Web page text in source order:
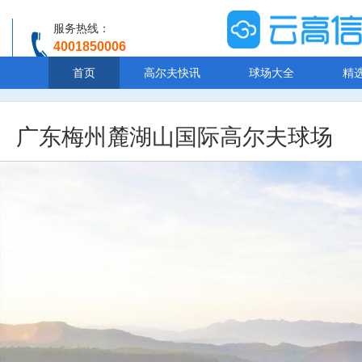
服务热线：
4001850006
首页 高尔夫快讯 球场大全 精
广东梅州麓湖山国际高尔夫球场